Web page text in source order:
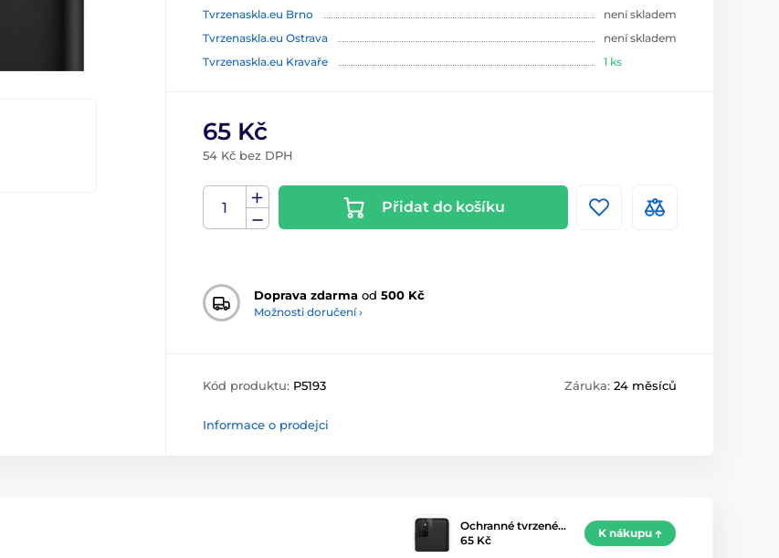
Tvrzenaskla.eu Brno
není skladem
Tvrzenaskla.eu Ostrava
není skladem
Tvrzenaskla.eu Kravaře
1 ks
65 Kč
54 Kč bez DPH
Přidat do košíku
Doprava zdarma od 500 Kč
Možnosti doručení ›
Kód produktu: P5193 Záruka: 24 měsíců
Informace o prodejci
Ochranné tvrzené…
65 Kč
K nákupu